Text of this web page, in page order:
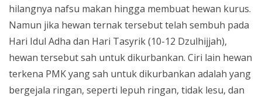
hilangnya nafsu makan hingga membuat hewan kurus.
Namun jika hewan ternak tersebut telah sembuh pada
Hari Idul Adha dan Hari Tasyrik (10-12 Dzulhijjah),
hewan tersebut sah untuk dikurbankan. Ciri lain hewan
terkena PMK yang sah untuk dikurbankan adalah yang
bergejala ringan, seperti lepuh ringan, tidak lesu, dan